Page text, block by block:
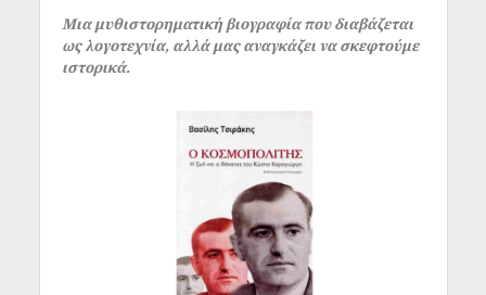
Μια μυθιστορηματική βιογραφία που διαβάζεται
ως λογοτεχνία, αλλά μας αναγκάζει να σκεφτούμε
ιστορικά.